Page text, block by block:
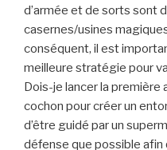
d’armée et de sorts sont
casernes/usines
conséquent, il est
meilleure stratégie pour
Dois-je lancer la première
cochon pour créer un
d’être guidé par un
défense que possible